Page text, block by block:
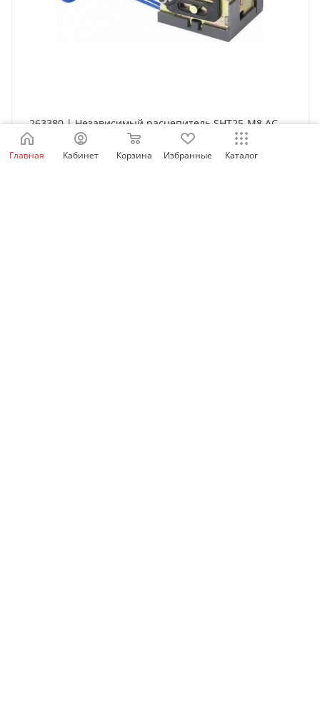
263380 | Независимый расцепитель SHT25-M8 AC
220-240В для NM8N-1600, Chint
Есть в наличии: 284
Главная Кабинет Корзина Избранные Каталог